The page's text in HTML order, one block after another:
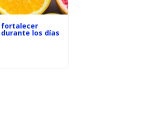
fortalecer
los días